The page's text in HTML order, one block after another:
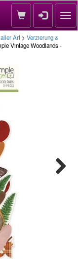
Art > Verzierung &
Vintage Woodlands -